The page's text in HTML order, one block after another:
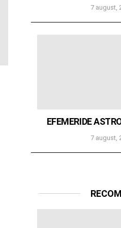
7 august,
EFEMERIDE
7 august,